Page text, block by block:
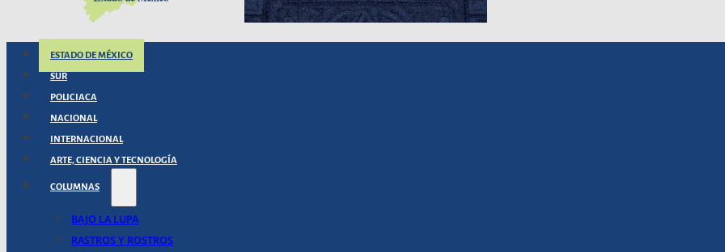
ESTADO DE MÉXICO
SUR
POLICIACA
NACIONAL
INTERNACIONAL
ARTE, CIENCIA Y TECNOLOGÍA
COLUMNAS
BAJO LA LUPA
RASTROS Y ROSTROS